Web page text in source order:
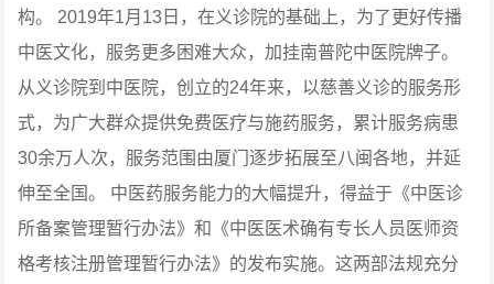
构。
2019年1月13日，在义诊院的基础上，为了更好传播
中医文化，服务更多困难大众，加挂南普陀中医院牌子。
从义诊院到中医院，创立的24年来，以慈善义诊的服务形
式，为广大群众提供免费医疗与施药服务，累计服务病患
30余万人次，服务范围由厦门逐步拓展至八闽各地，并延
伸至全国。
中医药服务能力的大幅提升，得益于《中医诊
所备案管理暂行办法》和《中医医术确有专长人员医师资
格考核注册管理暂行办法》的发布实施。这两部法规充分